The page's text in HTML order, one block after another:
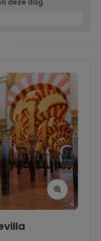
Juderia’, de oude
witte, met
onverwachte